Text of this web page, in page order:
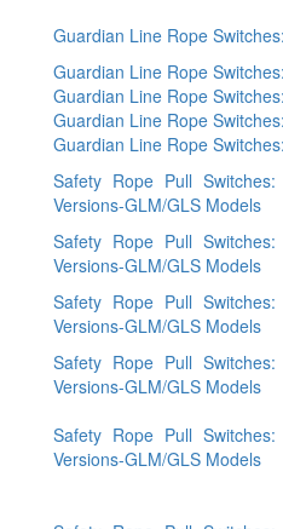
Guardian Line Rope
Guardian Line Rope
Guardian Line Rope
Guardian Line Rope
Guardian Line Rope
Safety Rope Pull
Versions-GLM/GLS Models
Safety Rope Pull
Versions-GLM/GLS Models
Safety Rope Pull
Versions-GLM/GLS Models
Safety Rope Pull
Versions-GLM/GLS Models
Safety Rope Pull
Versions-GLM/GLS Models